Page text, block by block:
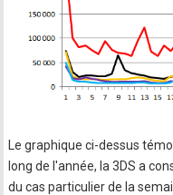
Le graphique ci-dessus
long de l'année, la 3DS a
du cas particulier de la